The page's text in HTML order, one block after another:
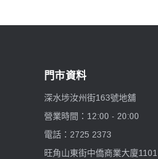
門市資料
深水埗汝州街163號地舖
營業時間：12:00 - 20:00
電話：2725 2373
旺角山東街中僑商業大廈1101